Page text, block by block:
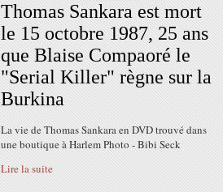
Thomas Sankara est mort
le 15 octobre 1987, 25 ans
que Blaise Compaoré le
"Serial Killer" règne sur la
Burkina
La vie de Thomas Sankara en DVD trouvé dans
une boutique à Harlem Photo - Bibi Seck
Lire la suite